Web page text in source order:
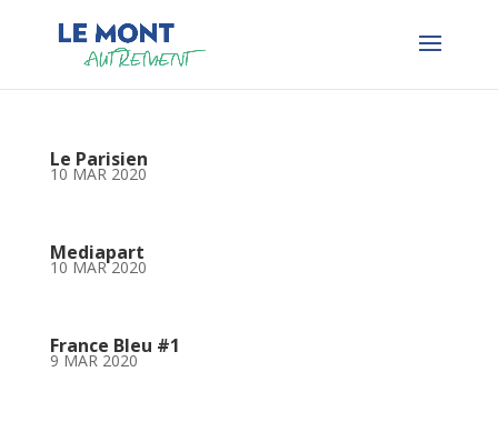
Le Parisien
10 MAR 2020
Mediapart
10 MAR 2020
France Bleu #1
9 MAR 2020